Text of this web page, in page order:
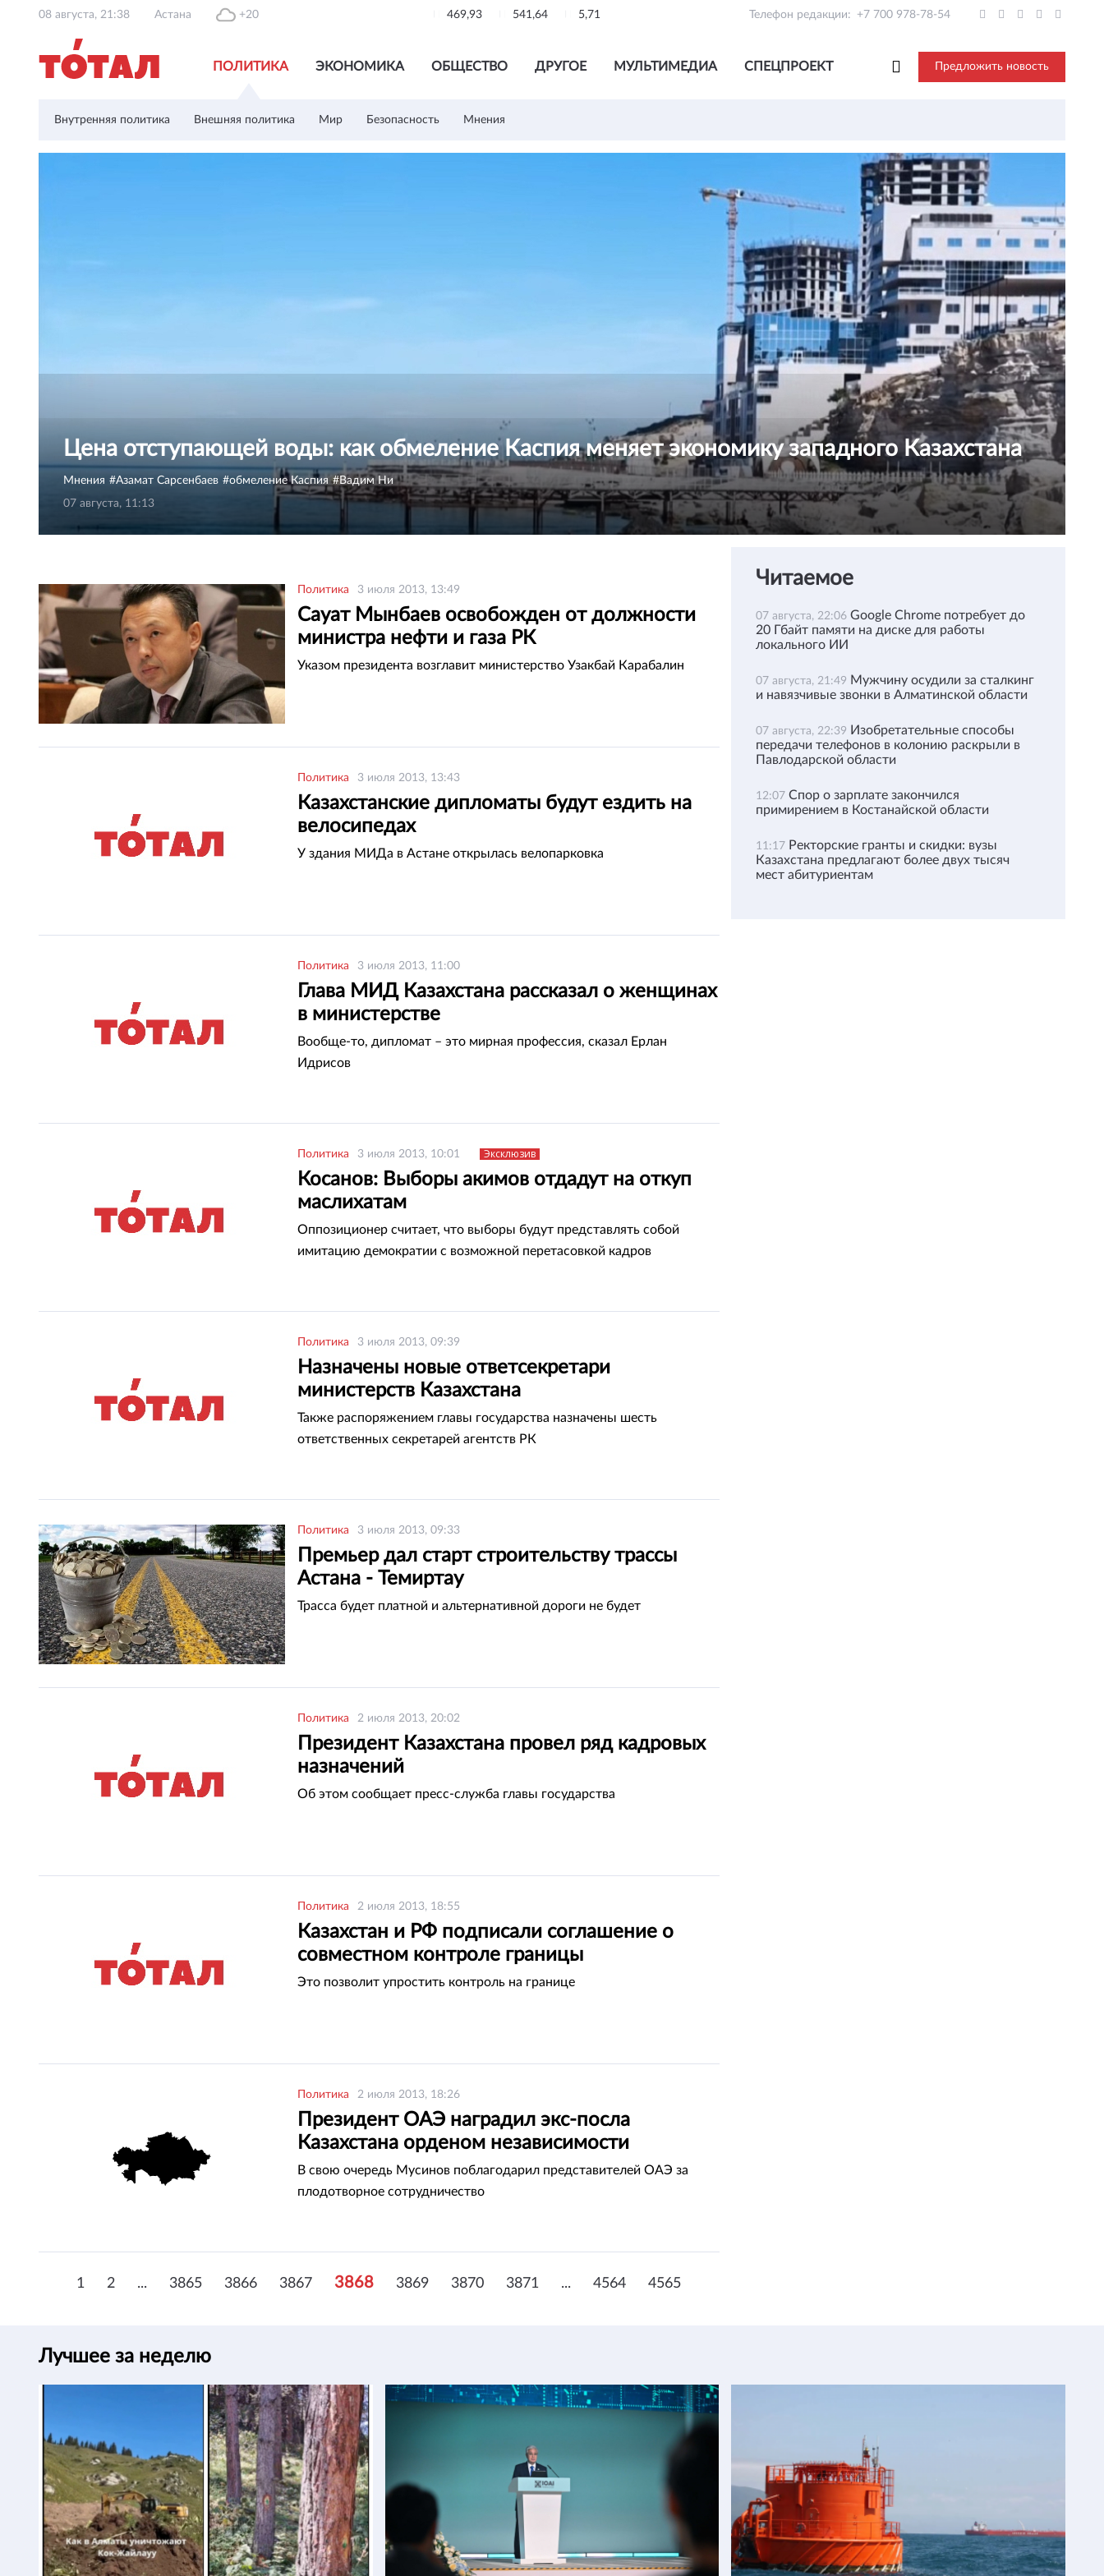
08 августа, 21:38 Астана +20 469,93 541,64 5,71 Телефон редакции: +7 700 978-78-54
ПОЛИТИКА ЭКОНОМИКА ОБЩЕСТВО ДРУГОЕ МУЛЬТИМЕДИА СПЕЦПРОЕКТ Предложить новость
Внутренняя политика Внешняя политика Мир Безопасность Мнения
Цена отступающей воды: как обмеление Каспия меняет экономику западного Казахстана
Мнения Азамат Сарсенбаев обмеление Каспия
Вадим Ни
07 августа, 11:13
Политика 3 июля 2013, 13:49
Сауат Мынбаев освобожден от должности
министра нефти и газа РК
Указом президента возглавит министерство Узакбай Карабалин
Политика 3 июля 2013, 13:43
Казахстанские дипломаты будут ездить на
велосипедах
У здания МИДа в Астане открылась велопарковка
Политика 3 июля 2013, 11:00
Глава МИД Казахстана рассказал о женщинах
в министерстве
Вообще-то, дипломат – это мирная профессия, сказал Ерлан
Идрисов
Политика 3 июля 2013, 10:01 Эксклюзив
Косанов: Выборы акимов отдадут на откуп
маслихатам
Оппозиционер считает, что выборы будут представлять собой
имитацию демократии с возможной перетасовкой кадров
Политика 3 июля 2013, 09:39
Назначены новые ответсекретари
министерств Казахстана
Также распоряжением главы государства назначены шесть
ответственных секретарей агентств РК
Политика 3 июля 2013, 09:33
Премьер дал старт строительству трассы
Астана - Темиртау
Трасса будет платной и альтернативной дороги не будет
Политика 2 июля 2013, 20:02
Президент Казахстана провел ряд кадровых
назначений
Об этом сообщает пресс-служба главы государства
Политика 2 июля 2013, 18:55
Казахстан и РФ подписали соглашение о
совместном контроле границы
Это позволит упростить контроль на границе
Политика 2 июля 2013, 18:26
Президент ОАЭ наградил экс-посла
Казахстана орденом независимости
В свою очередь Мусинов поблагодарил представителей ОАЭ за
плодотворное сотрудничество
1 2 ... 3865 3866 3867 3868 3869 3870 3871 ... 4564 4565
Читаемое
07 августа, 22:06 Google Chrome потребует до
20 Гбайт памяти на диске для работы
локального ИИ
07 августа, 21:49 Мужчину осудили за сталкинг
и навязчивые звонки в Алматинской области
07 августа, 22:39 Изобретательные способы
передачи телефонов в колонию раскрыли в
Павлодарской области
12:07 Спор о зарплате закончился
примирением в Костанайской области
11:17 Ректорские гранты и скидки: вузы
Казахстана предлагают более двух тысяч
мест абитуриентам
Лучшее за неделю